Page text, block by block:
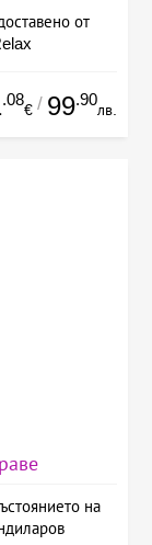
от
.08
€ / 99.90
лв.
на